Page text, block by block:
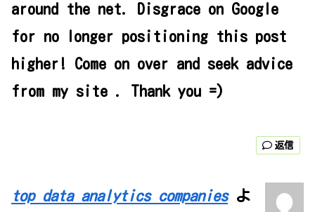
around the net. Disgrace on Google
for no longer positioning this post
higher! Come on over and seek advice
from my site . Thank you =)
返信
top data analytics companies よ